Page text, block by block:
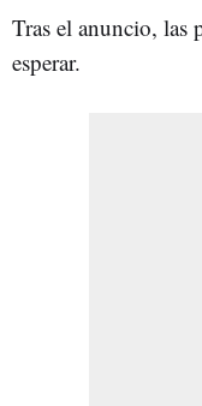
Tras el anuncio, las
esperar.